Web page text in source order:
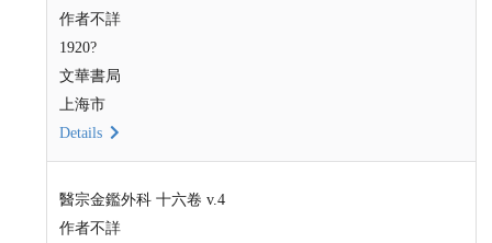
作者不詳
1920?
文華書局
上海市
Details
醫宗金鑑外科 十六卷 v.4
作者不詳